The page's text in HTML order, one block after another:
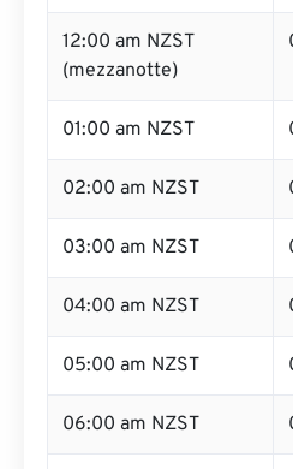
12:00 am NZST
(mezzanotte)
01:00 am NZST
02:00 am NZST
03:00 am NZST
04:00 am NZST
05:00 am NZST
06:00 am NZST